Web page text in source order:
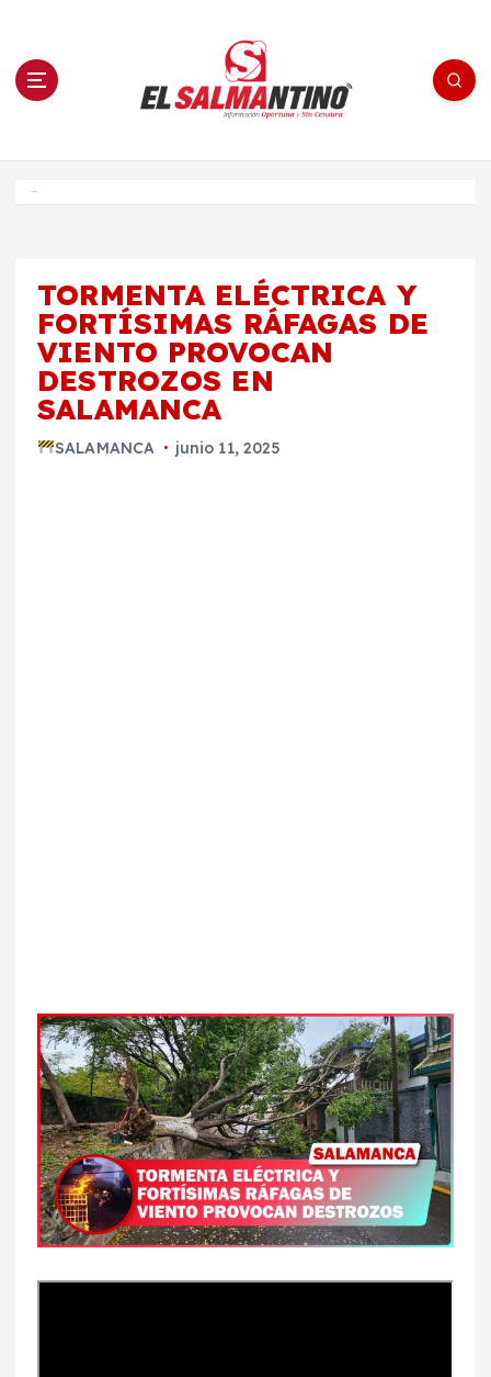
n El Salmantino - medios/noticias/editorial
TORMENTA ELÉCTRICA Y
FORTÍSIMAS RÁFAGAS DE
VIENTO PROVOCAN
DESTROZOS EN
SALAMANCA
SALAMANCA junio 11, 2025